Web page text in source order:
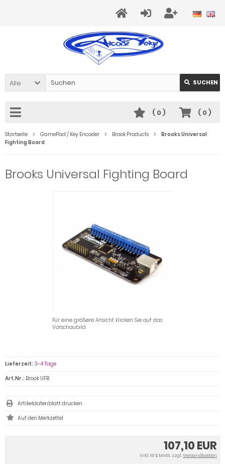
Alle SUCHEN
( 0)
( 0)
Startseite GamePad / Key Encoder Brook Products
Brooks Universal
Fighting Board
Brooks Universal Fighting Board
Für eine größere Ansicht klicken Sie auf das
Vorschaubild
107,10 EUR
inkl. 19 % MwSt. zzgl.Versandkosten
Lieferzeit: 3-4 Tage
Art.Nr.: Brook UFB
Artikeldatenblatt drucken